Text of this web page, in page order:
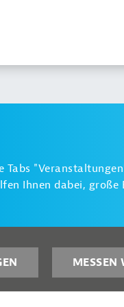
Ihnen dabei, große
MESSEN